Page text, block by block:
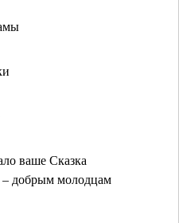
ваше Сказка
добрым молодцам